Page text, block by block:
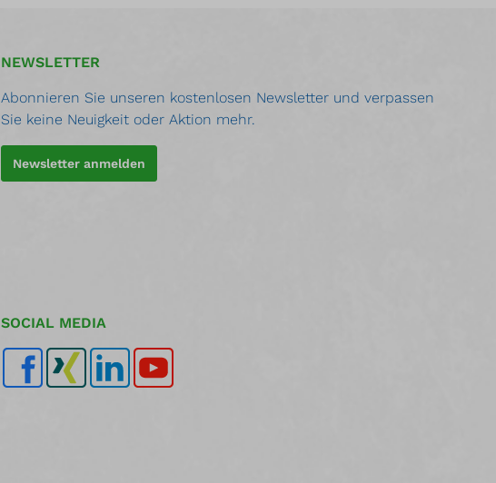
NEWSLETTER
Abonnieren Sie unseren kostenlosen Newsletter und verpassen
Sie keine Neuigkeit oder Aktion mehr.
Newsletter anmelden
SOCIAL MEDIA